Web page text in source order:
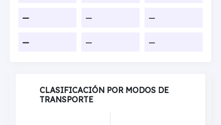
— — —
— — —
CLASIFICACIÓN POR MODOS DE
TRANSPORTE